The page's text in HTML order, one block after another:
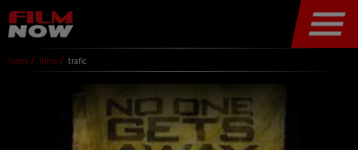
home filme trafic